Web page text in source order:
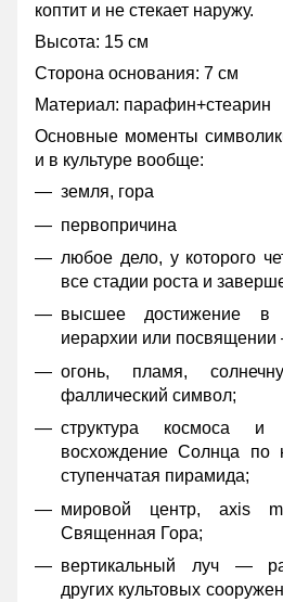
коптит и не стекает наружу.
Высота: 15 см
Сторона основания: 7 см
Материал: парафин+стеарин
Основные моменты
и в культуре вообще:
земля, гора
первопричина
любое дело, у которого
все стадии роста и
высшее достижение в
иерархии или
огонь, пламя,
фаллический символ;
структура космоса и
восхождение Солнца по
ступенчатая пирамида;
мировой центр, axis
Священная Гора;
вертикальный луч —
других культовых